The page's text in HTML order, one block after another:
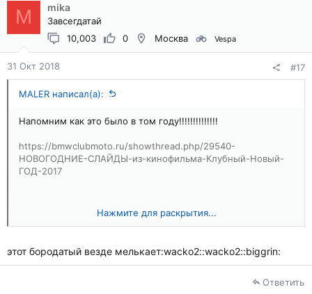
M mika
Завсегдатай
10,003
0 Москва Vespa
31 Окт 2018 #17
MALER написал(а):
Напомним как это было в том году!!!!!!!!!!!!!!
https://bmwclubmoto.ru/showthread.php/29540-
НОВОГОДНИЕ-СЛАЙДЫ-из-кинофильма-Клубный-Новый-
ГОД-2017
Нажмите для раскрытия...
этот бородатый везде мелькает:wacko2::wacko2::biggrin:
Ответить